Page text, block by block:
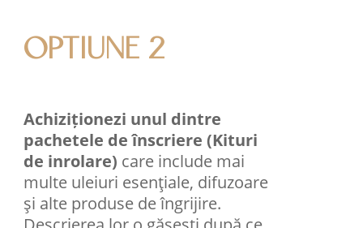
OPTIUNE 2
Achiziționezi unul dintre
pachetele de înscriere (Kituri
de inrolare) care include mai
multe uleiuri esenţiale, difuzoare
şi alte produse de îngrijire.